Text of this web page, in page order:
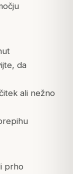
da
ali nežno
prho